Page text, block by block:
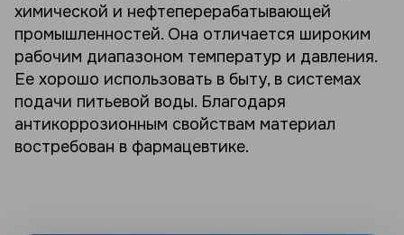
химической и нефтеперерабатывающей
промышленностей. Она отличается широким
рабочим диапазоном температур и давления.
Ее хорошо использовать в быту, в системах
подачи питьевой воды. Благодаря
антикоррозионным свойствам материал
востребован в фармацевтике.